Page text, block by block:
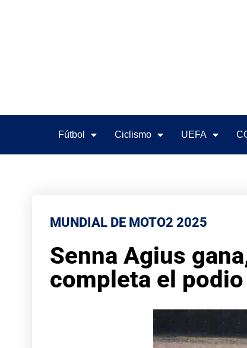
Fútbol Ciclismo UEFA
MUNDIAL DE MOTO2 2025
Senna Agius
completa el